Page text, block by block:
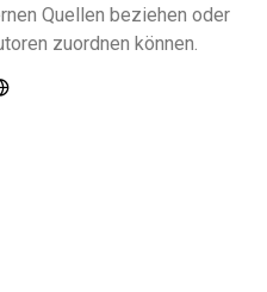
Quellen beziehen oder
zuordnen können.